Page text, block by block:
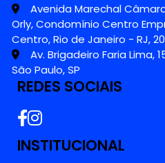
Avenida Marechal
Orly, Condomínio Centro
Centro, Rio de Janeiro - RJ,
Av. Brigadeiro Faria Lima,
São Paulo, SP
REDES SOCIAIS
INSTITUCIONAL